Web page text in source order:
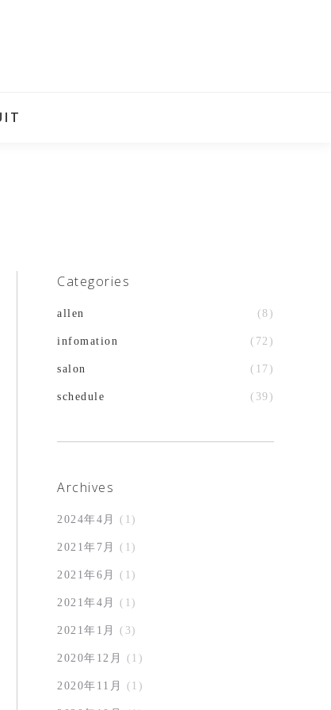
Categories
allen (8)
infomation (72)
salon (17)
schedule (39)
Archives
2024年4月 (1)
2021年7月 (1)
2021年6月 (1)
2021年4月 (1)
2021年1月 (3)
2020年12月 (1)
2020年11月 (1)